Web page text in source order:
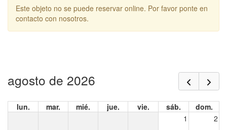
Este objeto no se puede reservar online. Por favor ponte en
contacto con nosotros.
agosto de 2026
lun. mar. mié. jue. vie. sáb.
dom.
1
2